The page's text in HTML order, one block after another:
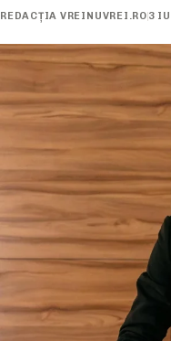
REDACȚIA VREINUVREI.RO 3